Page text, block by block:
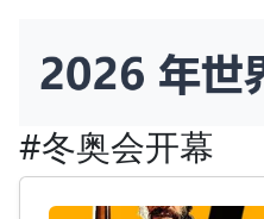
#冬奥会开幕